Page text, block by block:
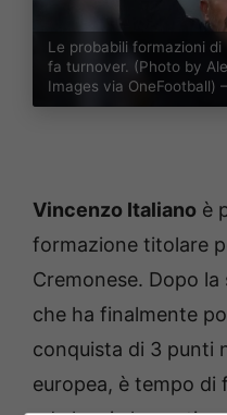
Le probabili formazioni
fa turnover. (Photo by
Images via OneFootball)
Vincenzo Italiano è
formazione titolare
Cremonese. Dopo
che ha finalmente
conquista di 3 punti
europea, è tempo di